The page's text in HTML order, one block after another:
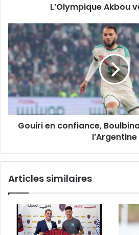
L’Olympique Akbou
Gouiri
en
confiance,
Boulbina
déjà
tourné
vers
l’Argentine
Gouiri en confiance,
l’Argentine
Articles similaires